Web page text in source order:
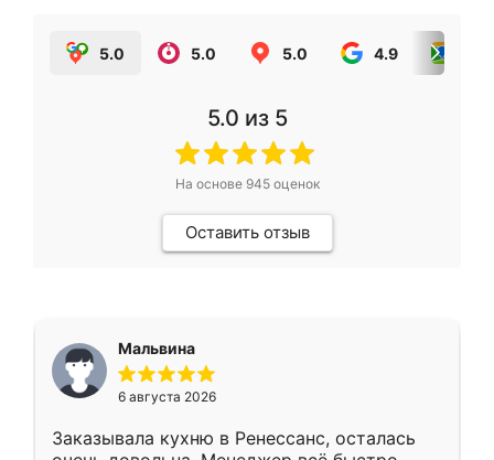
5.0 5.0 5.0 4.9
5.0 из 5
На основе 945оценок
Оставить отзыв
Мальвина
6 августа 2026
Заказывала кухню в Ренессанс, осталась